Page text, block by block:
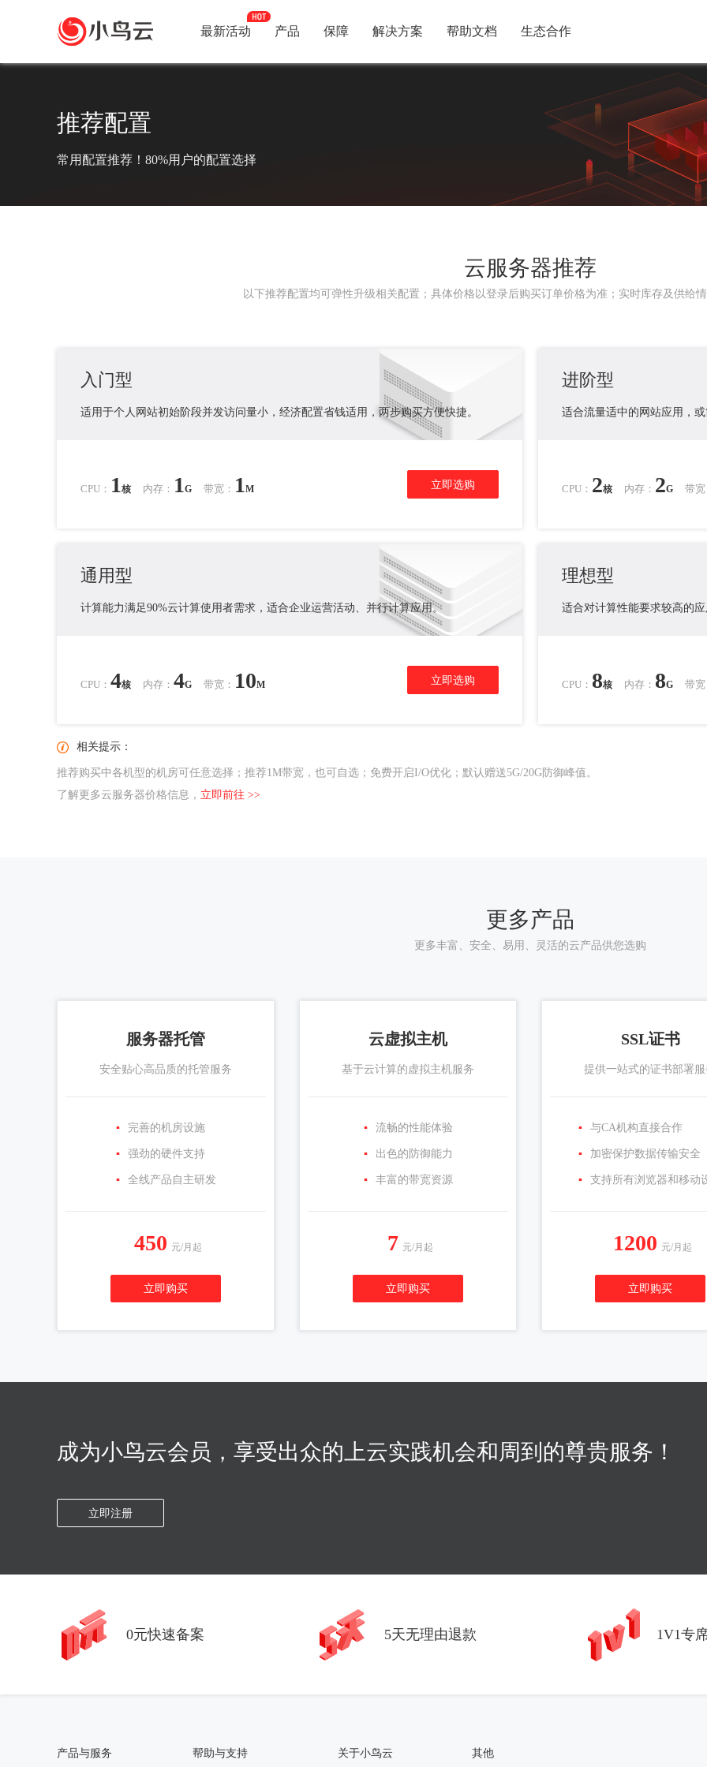
最新活动 产品 保障 解决方案 帮助文档 生态合作
推荐配置
常用配置推荐！80%用户的配置选择
云服务器推荐
以下推荐配置均可弹性升级相关配置；具体价格以登录后购买订单价格为准；实时库存及供给
入门型
适用于个人网站初始阶段并发访问量小，经济配置省钱适用，两步购买方便快捷。
CPU： 1核 内存： 1G 带宽： 1M 立即选购
进阶型
适合流量适中的网站应用，
CPU： 2核 内存： 2G 带
通用型
计算能力满足90%云计算使用者需求，适合企业运营活动、并行计算应用。
CPU： 4核 内存： 4G 带宽： 10M 立即选购
理想型
适合对计算性能要求较高的
CPU： 8核 内存： 8G 带
相关提示：
推荐购买中各机型的机房可任意选择；推荐1M带宽，也可自选；免费开启I/O优化；默认赠送5G/20G防御峰值。
了解更多云服务器价格信息， 立即前往 >>
更多产品
更多丰富、安全、易用、灵活的云产品供您选购
服务器托管
安全贴心高品质的托管服务
▪ 完善的机房设施
▪ 强劲的硬件支持
▪ 全线产品自主研发
450 元/月起
立即购买
云虚拟主机
基于云计算的虚拟主机服务
▪ 流畅的性能体验
▪ 出色的防御能力
▪ 丰富的带宽资源
7 元/月起
立即购买
SSL证书
提供一站式的证书部署
▪ 与CA机构直接合作
▪ 加密保护数据传输安全
▪ 支持所有浏览器和移动
1200 元/月起
立即购买
成为小鸟云会员，享受出众的上云实践机会和周到的尊贵服务！
立即注册
0元快速备案 5天无理由退款 1V1专
产品与服务 帮助与支持 关于小鸟云 其他